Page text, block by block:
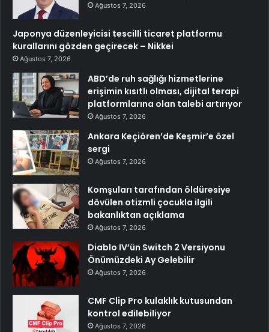
Ağustos 7, 2026
Japonya düzenleyicisi tescilli ticaret platformu
kurallarını gözden geçirecek – Nikkei
Ağustos 7, 2026
ABD’de ruh sağlığı hizmetlerine
erişimin kısıtlı olması, dijital terapi
platformlarına olan talebi artırıyor
Ağustos 7, 2026
Ankara Keçiören’de Keşmir’e özel
sergi
Ağustos 7, 2026
Komşuları tarafından öldüresiye
dövülen otizmli çocukla ilgili
bakanlıktan açıklama
Ağustos 7, 2026
Diablo IV’ün Switch 2 Versiyonu
Önümüzdeki Ay Gelebilir
Ağustos 7, 2026
CMF Clip Pro kulaklık kutusundan
kontrol edilebiliyor
Ağustos 7, 2026